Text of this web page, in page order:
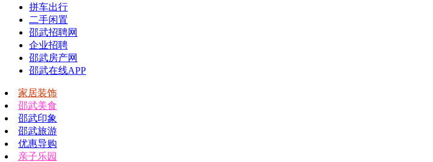
拼车出行
二手闲置
邵武招聘网
企业招聘
邵武房产网
邵武在线APP
家居装饰
邵武美食
邵武印象
邵武旅游
优惠导购
亲子乐园